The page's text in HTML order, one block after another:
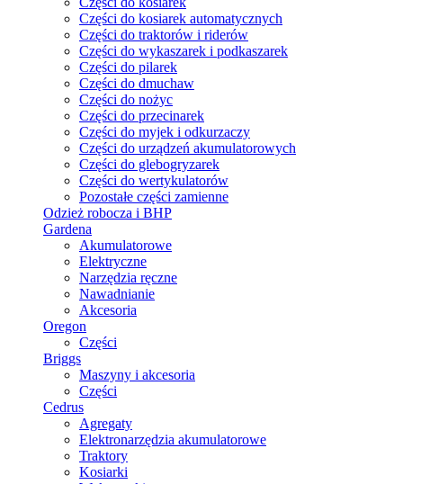
Części do kosiarek automatycznych
Części do traktorów i riderów
Części do wykaszarek i podkaszarek
Części do pilarek
Części do dmuchaw
Części do nożyc
Części do przecinarek
Części do myjek i odkurzaczy
Części do urządzeń akumulatorowych
Części do glebogryzarek
Części do wertykulatorów
Pozostałe części zamienne
Odzież robocza i BHP
Gardena
Akumulatorowe
Elektryczne
Narzędzia ręczne
Nawadnianie
Akcesoria
Oregon
Części
Briggs
Maszyny i akcesoria
Części
Cedrus
Agregaty
Elektronarzędzia akumulatorowe
Traktory
Kosiarki